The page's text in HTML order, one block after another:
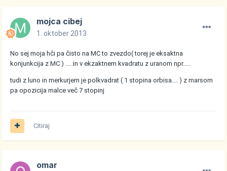
mojca cibej
1. oktober 2013
No sej moja hči pa čisto na MC to zvezdo( torej je eksaktna
konjunkcija z MC ) .....in v ekzaktnem kvadratu z uranom npr.....
tudi z luno in merkurjem je polkvadrat ( 1 stopina orbisa.... ) z marsom
pa opozicija malce več 7 stopinj
Citiraj
omar